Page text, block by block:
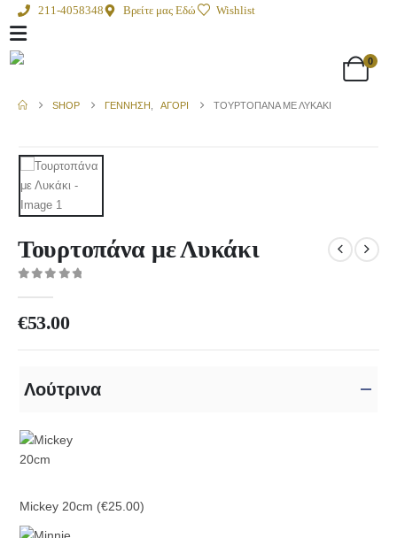
211-4058348 Βρείτε μας Εδώ Wishlist
0
SHOP ΓΈΝΝΗΣΗ ΑΓΌΡΙ ΤΟΥΡΤΟΠΆΝΑ ΜΕ ΛΥΚΆΚΙ
Τουρτοπάνα με Λυκάκι
€53.00
Λούτρινα
Mickey 20cm (€25.00)